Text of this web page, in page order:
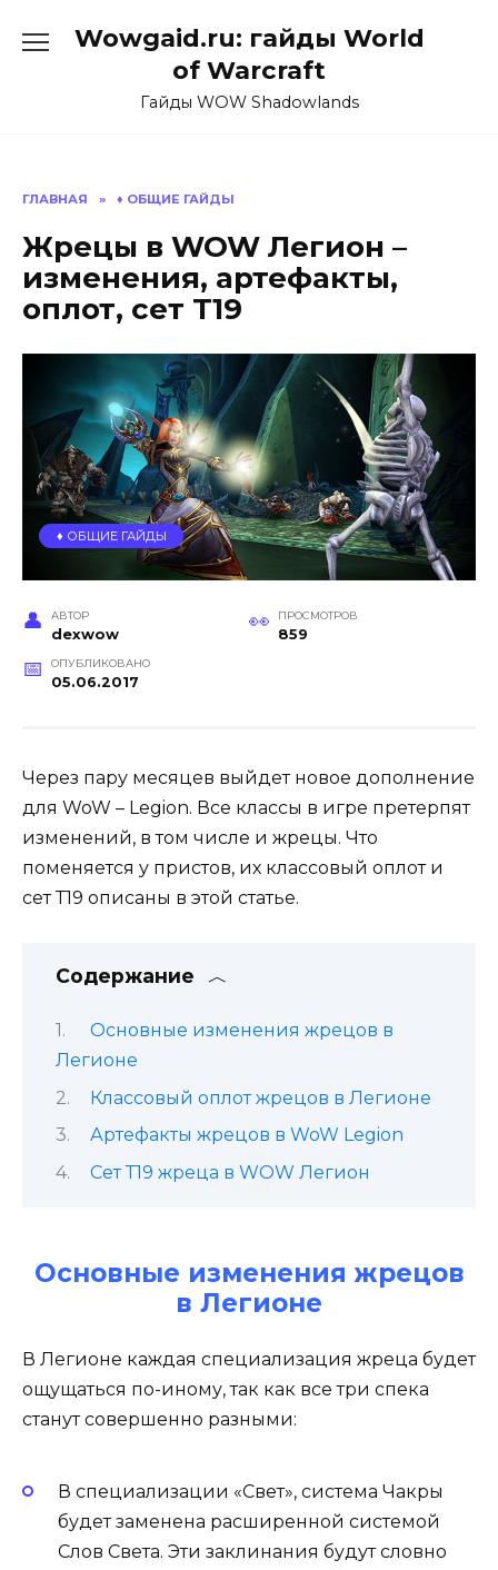
Wowgaid.ru: гайды World
of Warcraft
Гайды WOW Shadowlands
ГЛАВНАЯ » ♦️ ОБЩИЕ ГАЙДЫ
Жрецы в WOW Легион –
изменения, артефакты,
оплот, сет Т19
♦️ ОБЩИЕ ГАЙДЫ
АВТОР
dexwow
ПРОСМОТРОВ
859
ОПУБЛИКОВАНО
05.06.2017
Через пару месяцев выйдет новое дополнение
для WoW – Legion. Все классы в игре претерпят
изменений, в том числе и жрецы. Что
поменяется у пристов, их классовый оплот и
сет Т19 описаны в этой статье.
Содержание
Основные изменения жрецов в
Легионе
Классовый оплот жрецов в Легионе
Артефакты жрецов в WoW Legion
Сет Т19 жреца в WOW Легион
Основные изменения жрецов
в Легионе
В Легионе каждая специализация жреца будет
ощущаться по-иному, так как все три спека
станут совершенно разными:
В специализации «Свет», система Чакры
будет заменена расширенной системой
Слов Света. Эти заклинания будут словно